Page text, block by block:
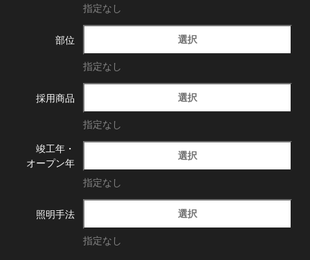
指定なし
部位 選択
指定なし
採用商品 選択
指定なし
竣工年・
オープン年
選択
指定なし
照明手法 選択
指定なし